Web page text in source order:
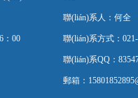
：00
聯(lián)系人：何全
聯(lián)系方式：
聯(lián)系QQ：
郵箱：